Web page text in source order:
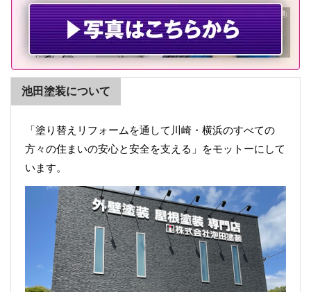
池田塗装について
「塗り替えリフォームを通して川崎・横浜のすべての
方々の住まいの安心と安全を支える」をモットーにして
います。